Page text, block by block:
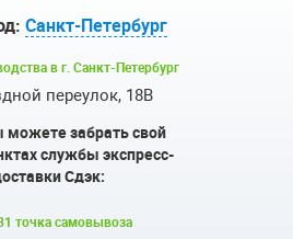
Санкт-Петербург
в г. Санкт-Петербург
переулок, 18В
забрать свой
службы экспресс-
Сдэк:
точка самовывоза